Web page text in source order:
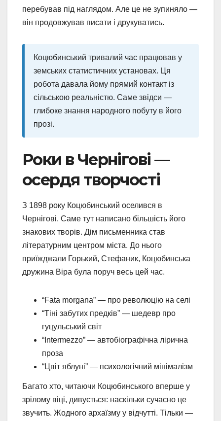
перебував під наглядом. Але це не зупиняло —
він продовжував писати і друкуватись.
Коцюбинський тривалий час працював у
земських статистичних установах. Ця
робота давала йому прямий контакт із
сільською реальністю. Саме звідси —
глибоке знання народного побуту в його
прозі.
Роки в Чернігові —
осердя творчості
З 1898 року Коцюбинський оселився в
Чернігові. Саме тут написано більшість його
знакових творів. Дім письменника став
літературним центром міста. До нього
приїжджали Горький, Стефаник, Коцюбинська
дружина Віра була поруч весь цей час.
“Fata morgana” — про революцію на селі
“Тіні забутих предків” — шедевр про
гуцульський світ
“Intermezzo” — автобіографічна лірична
проза
“Цвіт яблуні” — психологічний мінімалізм
Багато хто, читаючи Коцюбинського вперше у
зрілому віці, дивується: наскільки сучасно це
звучить. Жодного архаїзму у відчутті. Тільки —